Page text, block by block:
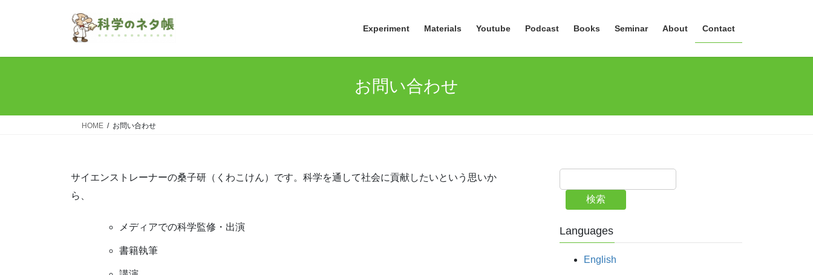
Experiment Materials Youtube Podcast Books Seminar About Contact
お問い合わせ
HOME お問い合わせ
サイエンストレーナーの桑子研（くわこけん）です。科学を通して社会に貢献したいという思いか
ら、
メディアでの科学監修・出演
書籍執筆
検索
Languages
English